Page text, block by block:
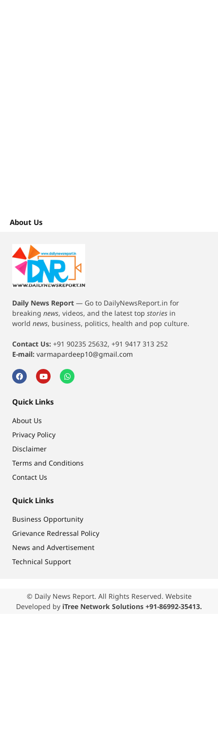
About Us
Daily News Report — Go to DailyNewsReport.in for
breaking news, videos, and the latest top stories in
world news, business, politics, health and pop culture.
Contact Us: +91 90235 25632, +91 9417 313 252
E-mail: varmapardeep10@gmail.com
Quick Links
About Us
Privacy Policy
Disclaimer
Terms and Conditions
Contact Us
Quick Links
Business Opportunity
Grievance Redressal Policy
News and Advertisement
Technical Support
© Daily News Report. All Rights Reserved. Website
Developed by iTree Network Solutions +91-86992-35413.